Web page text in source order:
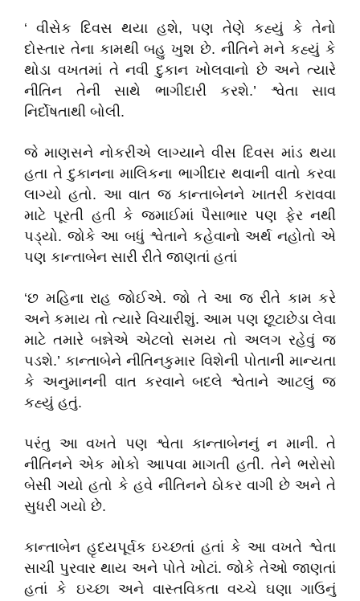
‘ વીસેક દિવસ થયા હશે, પણ તેણે કહ્યું કે તેનો
દોસ્તાર તેના કામથી બહુ ખુશ છે. નીતિને મને કહ્યું કે
થોડા વખતમાં તે નવી દુકાન ખોલવાનો છે અને ત્યારે
નીતિન તેની સાથે ભાગીદારી કરશે.’ શ્વેતા સાવ
નિર્દોષતાથી બોલી.
જે માણસને નોકરીએ લાગ્યાને વીસ દિવસ માંડ થયા
હતા તે દુકાનના માલિકના ભાગીદાર થવાની વાતો કરવા
લાગ્યો હતો. આ વાત જ કાન્તાબેનને ખાતરી કરાવવા
માટે પૂરતી હતી કે જમાઈમાં પૈસાભાર પણ ફેર નથી
પડ્યો. જોકે આ બધું શ્વેતાને કહેવાનો અર્થ નહોતો એ
પણ કાન્તાબેન સારી રીતે જાણતાં હતાં
‘છ મહિના રાહ જોઈએ. જો તે આ જ રીતે કામ કરે
અને કમાય તો ત્યારે વિચારીશું. આમ પણ છૂટાછેડા લેવા
માટે તમારે બન્નેએ એટલો સમય તો અલગ રહેવું જ
પડશે.’ કાન્તાબેને નીતિનકુમાર વિશેની પોતાની માન્યતા
કે અનુમાનની વાત કરવાને બદલે શ્વેતાને આટલું જ
કહ્યું હતું.
પરંતુ આ વખતે પણ શ્વેતા કાન્તાબેનનું ન માની. તે
નીતિનને એક મોકો આપવા માગતી હતી. તેને ભરોસો
બેસી ગયો હતો કે હવે નીતિનને ઠોકર વાગી છે અને તે
સુધરી ગયો છે.
કાન્તાબેન હૃદયપૂર્વક ઇચ્છતાં હતાં કે આ વખતે શ્વેતા
સાચી પુરવાર થાય અને પોતે ખોટાં. જોકે તેઓ જાણતાં
હતાં કે ઇચ્છા અને વાસ્તવિકતા વચ્ચે ઘણા ગાઉનું